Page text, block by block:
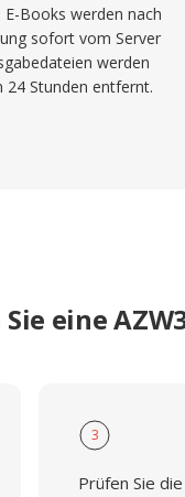
E-Books werden nach
sofort vom Server
werden
24 Stunden entfernt.
eine
3
Prüfen Sie die